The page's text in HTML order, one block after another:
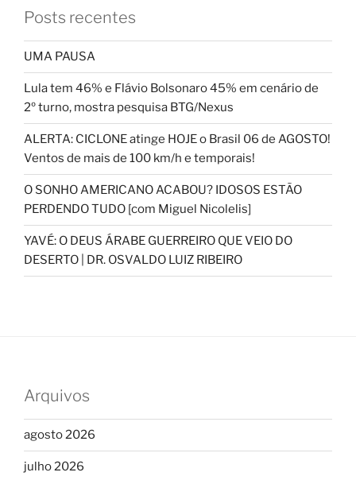
Posts recentes
UMA PAUSA
Lula tem 46% e Flávio Bolsonaro 45% em cenário de
2º turno, mostra pesquisa BTG/Nexus
ALERTA: CICLONE atinge HOJE o Brasil 06 de AGOSTO!
Ventos de mais de 100 km/h e temporais!
O SONHO AMERICANO ACABOU? IDOSOS ESTÃO
PERDENDO TUDO [com Miguel Nicolelis]
YAVÉ: O DEUS ÁRABE GUERREIRO QUE VEIO DO
DESERTO | DR. OSVALDO LUIZ RIBEIRO
Arquivos
agosto 2026
julho 2026